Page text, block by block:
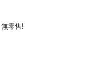
零售!